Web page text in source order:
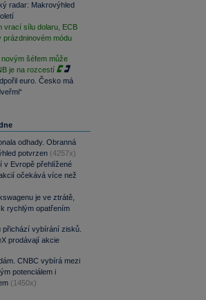
radar: Makrovýhled
vrací sílu dolaru, ECB
prázdninovém módu
novým šéfem může
je na rozcestí
euro. Česko má
odhady. Obranná
potvrzen (4257x)
v Evropě přehlížené
očekává více než
je ve ztrátě,
rychlým opatřením
přichází vybírání zisků.
prodávají akcie
CNBC vybírá mezi
potenciálem i
(1450x)